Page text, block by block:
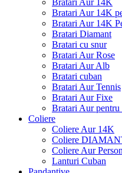
Bratari Aur 14K
Bratari Aur 14K
Bratari Aur 14K
Bratari Diamant
Bratari cu snur
Bratari Aur Rose
Bratari Aur Alb
Bratari cuban
Bratari Aur Tennis
Bratari Aur Fixe
Bratari Aur pentru
Coliere
Coliere Aur 14K
Coliere
Coliere Aur
Lanturi Cuban